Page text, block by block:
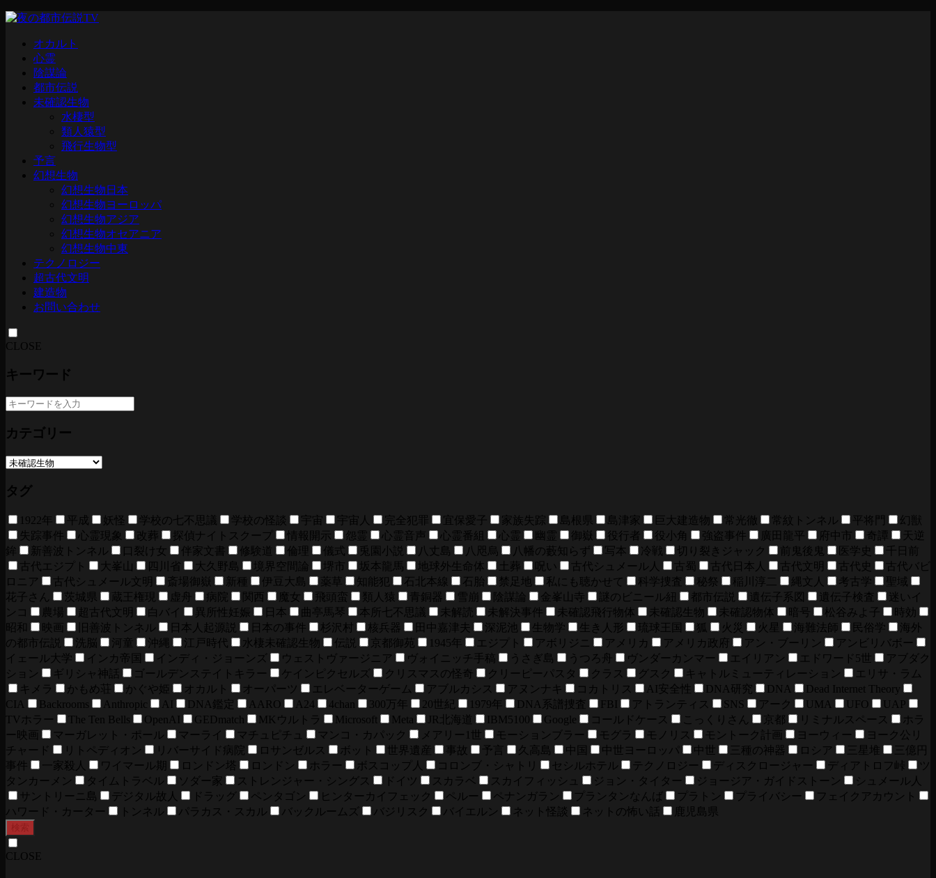
オカルト
心霊
陰謀論
都市伝説
未確認生物
水棲型
類人猿型
飛行生物型
予言
幻想生物
幻想生物日本
幻想生物ヨーロッパ
幻想生物アジア
幻想生物オセアニア
幻想生物中東
テクノロジー
超古代文明
建造物
お問い合わせ
CLOSE
キーワード
カテゴリー
タグ
1922年 平成 妖怪 学校の七不思議 学校の怪談 宇宙 宇宙人 完全犯罪 宜保愛子 家族失踪 島根県 島津家 巨大建造物 常光徹 常紋トンネル 平将門
幻獣
失踪事件
心霊現象 改葬 探偵ナイトスクープ 情報開示 怨霊 心霊音声 心霊番組 心霊 幽霊 御嶽 役行者 役小角 強盗事件 廣田龍平 府中市 奇譚
天逆
鉾
新善波トンネル 口裂け女 伴家文書 修験道 倫理 儀式 兎園小説 八丈島 八咫烏 八幡の藪知らず 写本 冷戦 切り裂きジャック 前鬼後鬼 医学史
千日前
古代エジプト
大峯山 四川省 大久野島 境界空間論 堺市 坂本龍馬 地球外生命体 土葬 呪い 古代シュメール人 古蜀 古代日本人 古代文明 古代史
古代バビ
ロニア
古代シュメール文明 斎場御嶽 新種 伊豆大島 薬草 知能犯 石北本線 石胎 禁足地 私にも聴かせて 科学捜査 秘祭 稲川淳二 縄文人 考古学
聖域
花子さん
茨城県 蔵王権現 虚舟 病院 関西 魔女 飛頭蛮 類人猿 青銅器 雪崩 陰謀論 金峯山寺 謎のビニール紐 都市伝説 遺伝子系図 遺伝子検査
迷いイ
ンコ
農場 超古代文明 白バイ 異所性妊娠 日本 曲亭馬琴 本所七不思議 未解読 未解決事件 未確認飛行物体 未確認生物 未確認物体 暗号 松谷みよ子
時効
昭和
映画 旧善波トンネル 日本人起源説 日本の事件 杉沢村 核兵器 田中嘉津夫 深泥池 生物学 生き人形 琉球王国 狐 火災 火星 海難法師 民俗学
海外
の都市伝説
洗脳 河童 沖縄 江戸時代 水棲未確認生物 伝説 京都御苑 1945年 エジプト アボリジニ アメリカ アメリカ政府 アン・ブーリン
アンビリバボー
イェール大学
インカ帝国 インディ・ジョーンズ ウェストヴァージニア ヴォイニッチ手稿 うさぎ島 うつろ舟 ヴンダーカンマー エイリアン エドワード5世
アブダク
ション
ギリシャ神話 ゴールデンステイトキラー ケインピクセルズ クリスマスの怪奇 クリーピーパスタ クラス グスク キャトルミューティレーション
エリサ・ラム
キメラ
かもめ荘 かぐや姫 オカルト オーパーツ エレベーターゲーム アブルカシス アヌンナキ コカトリス AI安全性 DNA研究 DNA
Dead Internet Theory
CIA
Backrooms Anthropic AI DNA鑑定 AARO A24 4chan 300万年 20世紀 1979年 DNA系譜捜査 FBI アトランティス SNS アーク UMA UFO
UAP
TVホラー
The Ten Bells OpenAI GEDmatch MKウルトラ Microsoft Meta JR北海道 IBM5100 Google コールドケース こっくりさん 京都 リミナルスペース
ホラ
ー映画
マーガレット・ポール マーライ マチュピチュ マンコ・カパック メアリー1世 モーションブラー モグラ モノリス モントーク計画 ヨーウィー
ヨーク公リ
チャード
リトペディオン リバーサイド病院 ロサンゼルス ボット 世界遺産 事故 予言 久高島 中国 中世ヨーロッパ 中世 三種の神器 ロシア 三星堆
三億円
事件
一家殺人 ワイマール期 ロンドン塔 ロンドン ホラー ボスコップ人 コロンブ・シャトリ セシルホテル テクノロジー ディスクロージャー ディアトロフ峠
ツ
タンカーメン
タイムトラベル ソダー家 ストレンジャー・シングス ドイツ スカラベ スカイフィッシュ ジョン・タイター ジョージア・ガイドストーン
シュメール人
サントリーニ島
デジタル故人 ドラッグ ペンタゴン ヒンターカイフェック ペルー ペナンガラン プランタンなんば プラトン プライバシー
フェイクアカウント
ハワード・カーター
トンネル パラカス・スカル バックルームズ バジリスク バイエルン ネット怪談 ネットの怖い話 鹿児島県
検索
CLOSE